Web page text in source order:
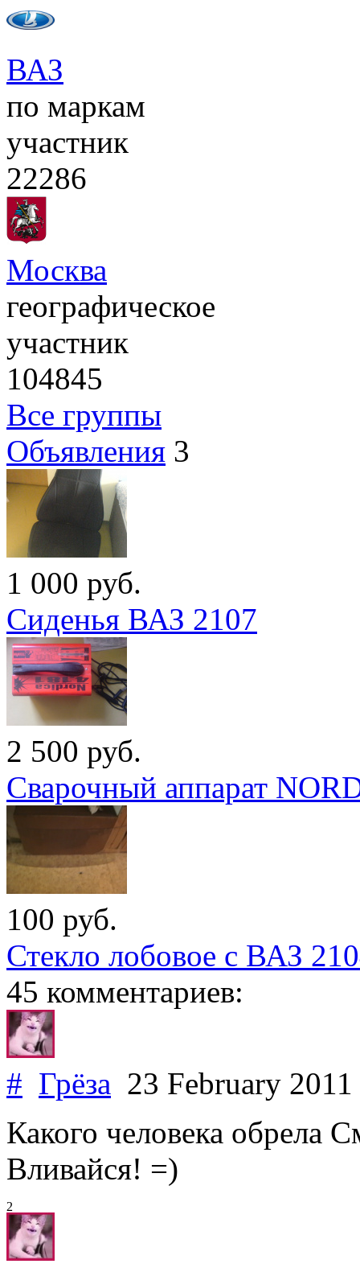
ВАЗ
по маркам
участник
22286
Москва
географическое
участник
104845
Все группы
Объявления 3
1 000 руб.
Сиденья ВАЗ 2107
2 500 руб.
Сварочный аппарат
100 руб.
Стекло лобовое с ВАЗ
45 комментариев:
# Грёза 23 February 2011
Какого человека
Вливайся! =)
2